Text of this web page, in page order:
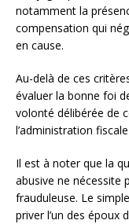
notamment la
compensation qui
en cause.
Au-delà de ces
évaluer la bonne foi
volonté délibérée de
l’administration
Il est à noter que la
abusive ne nécessite
frauduleuse. Le
priver l’un des époux